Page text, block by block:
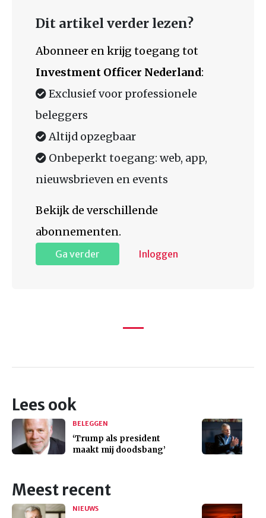
Dit artikel verder lezen?
Abonneer en krijg toegang tot
Investment Officer Nederland:
Exclusief voor professionele
beleggers
Altijd opzegbaar
Onbeperkt toegang: web, app,
nieuwsbrieven en events
Bekijk de verschillende
abonnementen.
Ga verder Inloggen
Lees ook
BELEGGEN
‘Trump als president
maakt mij doodsbang’
Meest recent
NIEUWS